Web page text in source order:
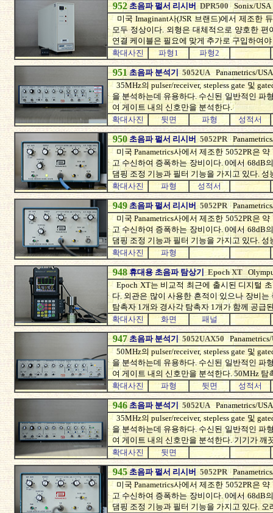
952 초음파 펄서 리시버 DPR500 Sonix/USA
미국 Imaginant사(JSR 브랜드)에서 제조한
모두 정상이다. 외형은 대체적으로 양호한
연결 케이블은 필요에 맞게 추가로 구입하여야
확대사진
파형1 파형2
951 초음파 분석기 5052UA Panametrics/USA
35MHz의 pulser/receiver, stepless gate 및
을 분석하는데 유용하다. 수신된 일반적인 파
여 게이트 내의 신호만을 분석한다.
확대사진
뒷면 파형 성적서
950 초음파 펄서 리시버 5052PR
미국 Panametrics사에서 제조한 5052PR은
고 수신하여 증폭하는 장비이다. 0에서 68dB
댐핑 조정 기능과 필터 기능을 가지고 있다.
확대사진
파형 성적서
949 초음파 펄서 리시버 5052PR
미국 Panametrics사에서 제조한 5052PR은
고 수신하여 증폭하는 장비이다. 0에서 68dB
댐핑 조정 기능과 필터 기능을 가지고 있다.
확대사진
파형
948 휴대용 초음파 탐상기Epoch XT
Epoch XT는 비교적 최근에 출시된 디지털
다. 외관은 많이 사용한 흔적이 있으나 장비
탐촉자 1개와 경사각 탐촉자 1개가 함께 공급
확대사진
화면 패널
947 초음파 분석기 5052UAX50
50MHz의 pulser/receiver, stepless gate 및
을 분석하는데 유용하다. 수신된 일반적인 파
여 게이트 내의 신호만을 분석한다. 50MHz 탐
확대사진
파형 뒷면 성적서
946 초음파 분석기 5052UA Panametrics/USA
35MHz의 pulser/receiver, stepless gate 및
을 분석하는데 유용하다. 수신된 일반적인 파
여 게이트 내의 신호만을 분석한다. 기기가 깨
확대사진
뒷면
945 초음파 펄서 리시버 5052PR
미국 Panametrics사에서 제조한 5052PR은
고 수신하여 증폭하는 장비이다. 0에서 68dB
댐핑 조정 기능과 필터 기능을 가지고 있다. 오